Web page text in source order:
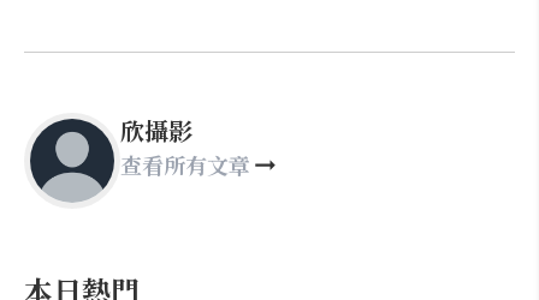
欣攝影
查看所有文章
本日熱門